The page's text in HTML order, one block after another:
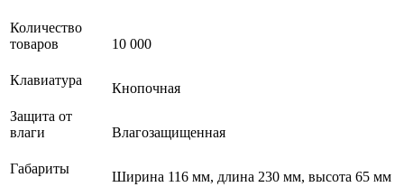
Количество
товаров
10 000
Клавиатура
Кнопочная
Защита от
влаги
Влагозащищенная
Габариты
Ширина 116 мм, длина 230 мм, высота 65 мм